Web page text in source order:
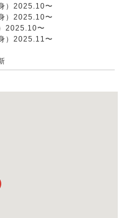
）2025.10〜
）2025.10〜
2025.10〜
）2025.11〜